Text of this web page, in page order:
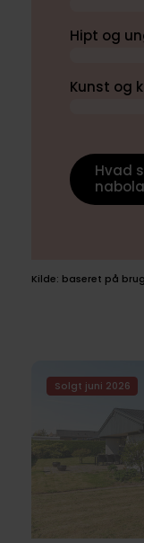
Hipt og
Kunst og
Hvad
Kilde: baseret på
Boliger
til
salg
Solgt juni 2026